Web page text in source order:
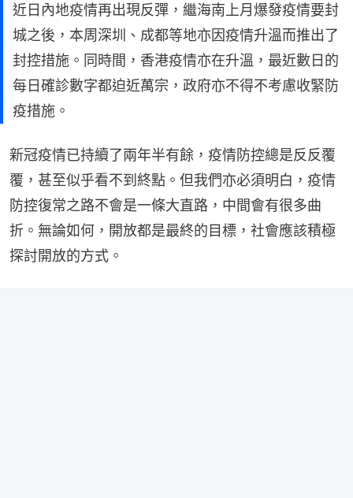
近日內地疫情再出現反彈，繼海南上月爆發疫情要封
城之後，本周深圳、成都等地亦因疫情升溫而推出了
封控措施。同時間，香港疫情亦在升溫，最近數日的
每日確診數字都迫近萬宗，政府亦不得不考慮收緊防
疫措施。
新冠疫情已持續了兩年半有餘，疫情防控總是反反覆
覆，甚至似乎看不到終點。但我們亦必須明白，疫情
防控復常之路不會是一條大直路，中間會有很多曲
折。無論如何，開放都是最終的目標，社會應該積極
探討開放的方式。